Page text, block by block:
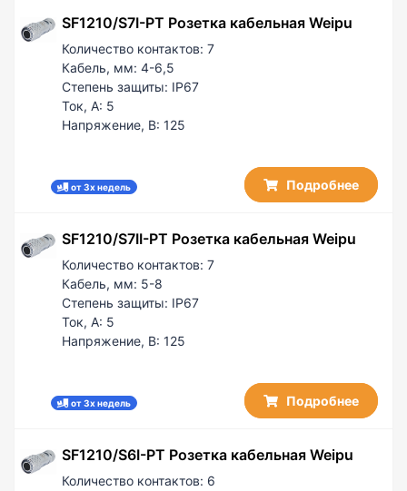
SF1210/S7I-PT Розетка кабельная Weipu
Количество контактов: 7
Кабель, мм: 4-6,5
Степень защиты: IP67
Ток, А: 5
Напряжение, В: 125
от 3х недель Подробнее
SF1210/S7II-PT Розетка кабельная Weipu
Количество контактов: 7
Кабель, мм: 5-8
Степень защиты: IP67
Ток, А: 5
Напряжение, В: 125
от 3х недель Подробнее
SF1210/S6I-PT Розетка кабельная Weipu
Количество контактов: 6